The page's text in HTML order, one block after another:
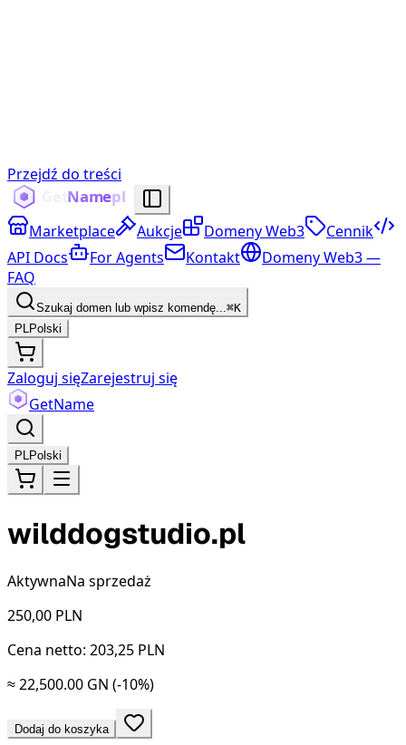
Przejdź do treści
Marketplace Aukcje Domeny Web3
Cennik
API Docs
For Agents Kontakt
Domeny Web3 —
FAQ
Szukaj domen lub wpisz komendę...⌘K
PLPolski
Zaloguj sięZarejestruj się
GetName
PLPolski
wilddogstudio.pl
AktywnaNa sprzedaż
250,00 PLN
Cena netto: 203,25 PLN
≈ 22,500.00 GN (-10%)
Dodaj do koszyka